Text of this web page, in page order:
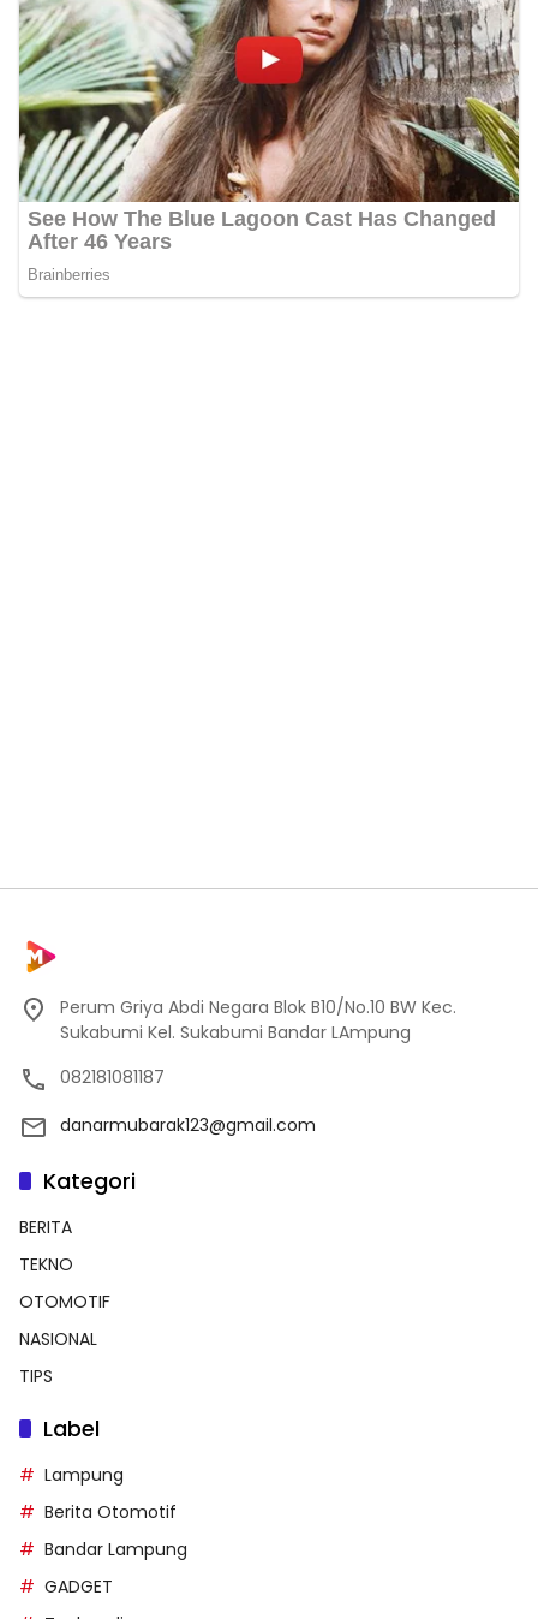
Perum Griya Abdi Negara Blok B10/No.10 BW Kec.
Sukabumi Kel. Sukabumi Bandar LAmpung
082181081187
danarmubarak123@gmail.com
Kategori
BERITA
TEKNO
OTOMOTIF
NASIONAL
TIPS
Label
Lampung
Berita Otomotif
Bandar Lampung
GADGET